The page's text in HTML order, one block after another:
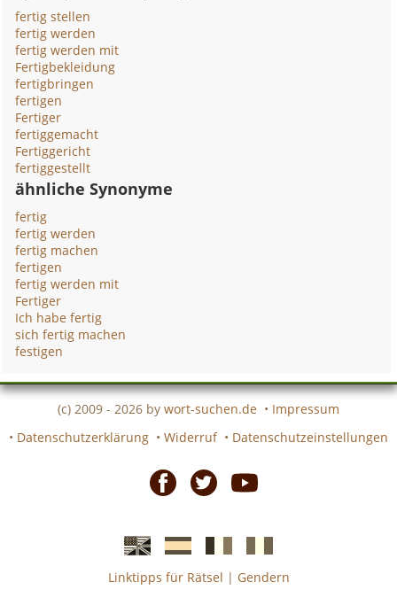
fertig stellen
fertig werden
fertig werden mit
Fertigbekleidung
fertigbringen
fertigen
Fertiger
fertiggemacht
Fertiggericht
fertiggestellt
ähnliche Synonyme
fertig
fertig werden
fertig machen
fertigen
fertig werden mit
Fertiger
Ich habe fertig
sich fertig machen
festigen
(c) 2009 - 2026 by wort-suchen.de • Impressum
• Datenschutzerklärung • Widerruf • Datenschutzeinstellungen
EnglischeSpanischefranzösicheitalienische
Linktipps für Rätsel | Gendern